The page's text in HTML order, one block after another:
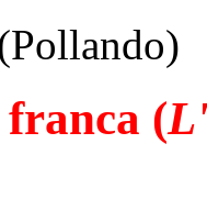
(